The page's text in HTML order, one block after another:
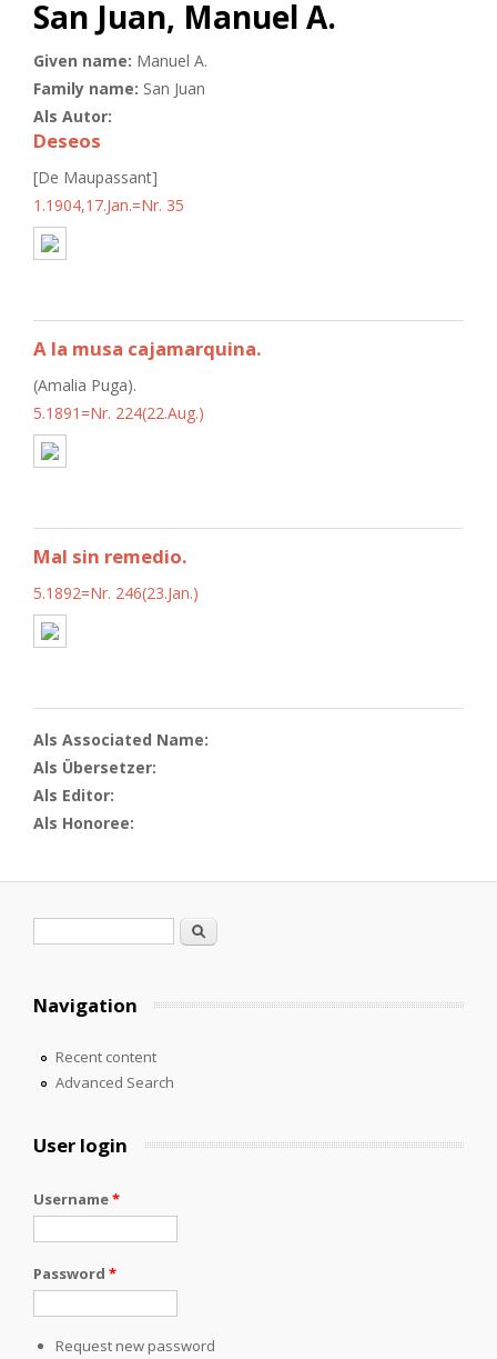
San Juan, Manuel A.
Given name: Manuel A.
Family name: San Juan
Als Autor:
Deseos
[De Maupassant]
1.1904,17.Jan.=Nr. 35
A la musa cajamarquina.
(Amalia Puga).
5.1891=Nr. 224(22.Aug.)
Mal sin remedio.
5.1892=Nr. 246(23.Jan.)
Als Associated Name:
Als Übersetzer:
Als Editor:
Als Honoree:
Search
Navigation
Recent content
Advanced Search
User login
Username*
Password *
Request new password